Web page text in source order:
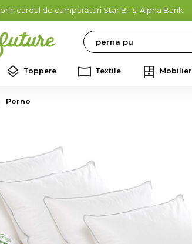
prin cardul de cumpărături Star BT și Alpha Bank
Search
Toppere Textile Mobilier
Perne